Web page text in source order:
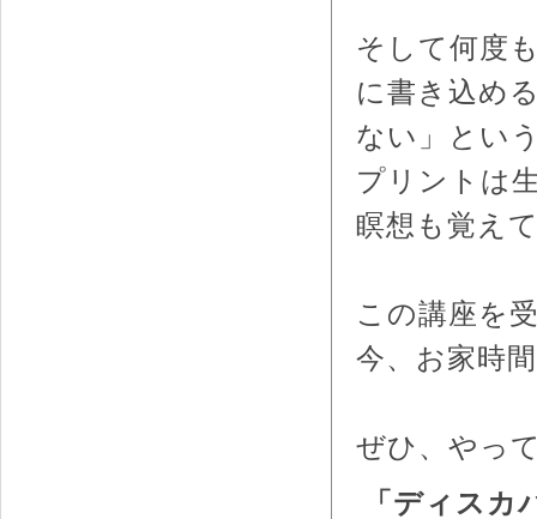
そして何度
に書き込め
ない」とい
プリントは
瞑想も覚え
この講座を
今、お家時
ぜひ、やっ
「ディス